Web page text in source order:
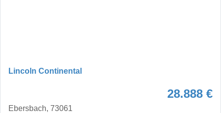
Lincoln Continental
28.888 €
Ebersbach, 73061